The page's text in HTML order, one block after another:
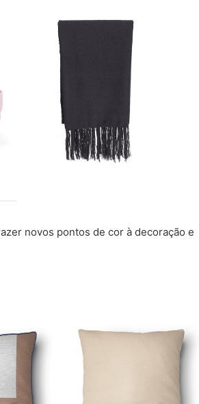
novos pontos de cor à decoração e